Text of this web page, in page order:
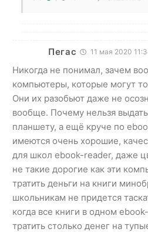
Пегас 11 мая 2020
Никогда не понимал, зачем
компьютеры, которые могут
Они их разобьют даже не
вообще. Почему нельзя
планшету, а ещё круче по
имеются очень хорошие,
для школ ebook-reader, даже
не такие дорогие как эти
тратить деньги на книги
школьникам не придется
когда все книги в одном
тратить столько денег на